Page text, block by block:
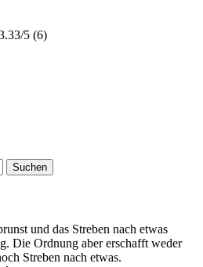
5 (6)
und das Streben nach etwas
Die Ordnung aber erschafft weder
Streben nach etwas.